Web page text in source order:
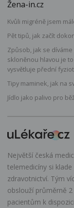
Žena-in.cz
Kvůli migréně jsem
Pět tipů, jak začít
Způsob, jak se
skloněnou hlavou je
vysvětluje přední
Tipy maminek, jak na
Jídlo jako palivo pro
Největší česká
telemedicíny si
zdravotnictví. Tým
obslouží průměrně
pacientům k